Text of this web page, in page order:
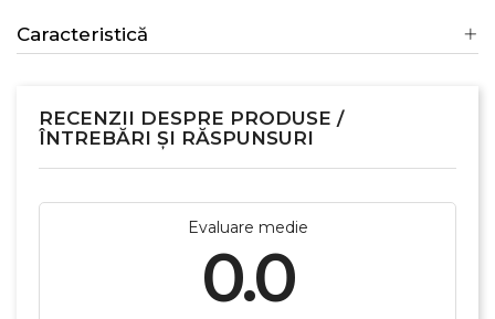
Caracteristică
RECENZII DESPRE PRODUSE /
ÎNTREBĂRI ȘI RĂSPUNSURI
Evaluare medie
0.0